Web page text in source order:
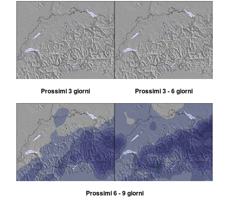
Prossimi 3 giorni Prossimi 3 - 6 giorni
Prossimi 6 - 9 giorni